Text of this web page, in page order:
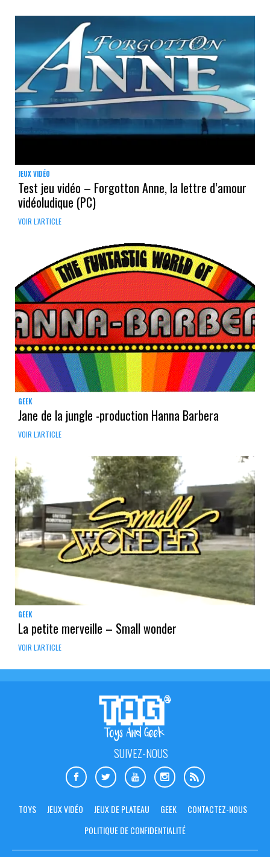
JEUX VIDÉO
Test jeu vidéo – Forgotton Anne, la lettre d’amour
vidéoludique (PC)
VOIR L'ARTICLE
GEEK
Jane de la jungle -production Hanna Barbera
VOIR L'ARTICLE
GEEK
La petite merveille – Small wonder
VOIR L'ARTICLE
SUIVEZ-NOUS
TOYS JEUX VIDÉO JEUX DE PLATEAU GEEK
CONTACTEZ-NOUS
POLITIQUE DE CONFIDENTIALITÉ